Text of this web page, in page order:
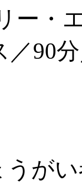
ー・
／90
がい